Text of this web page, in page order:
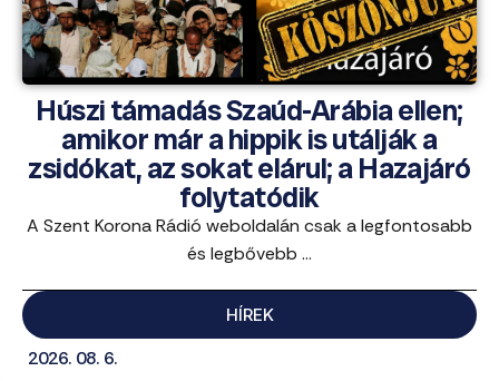
Húszi támadás Szaúd-Arábia ellen;
amikor már a hippik is utálják a
zsidókat, az sokat elárul; a Hazajáró
folytatódik
A Szent Korona Rádió weboldalán csak a legfontosabb
és legbővebb ...
HÍREK
2026. 08. 6.